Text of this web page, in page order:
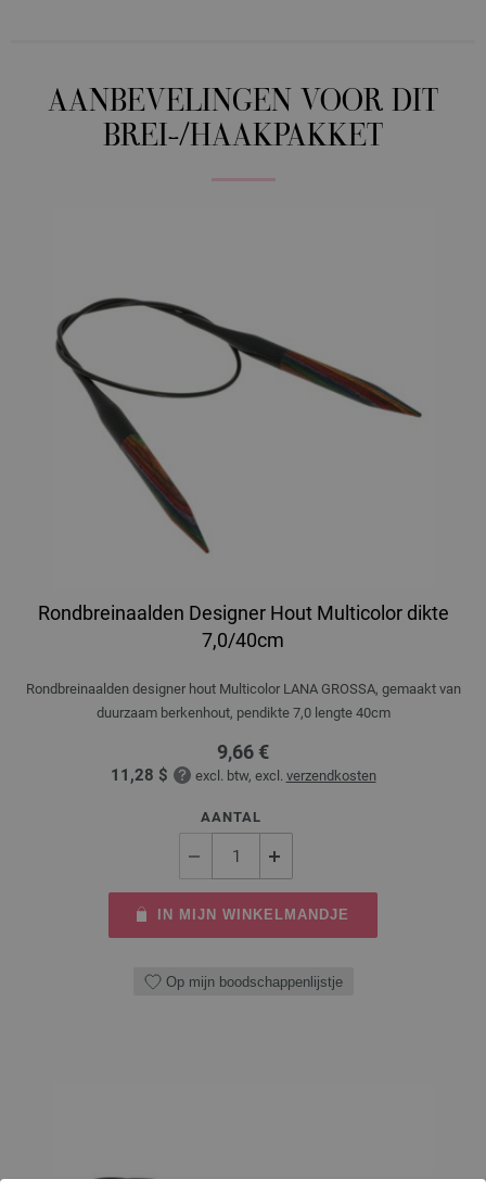
AANBEVELINGEN VOOR DIT
BREI-/HAAKPAKKET
Rondbreinaalden Designer Hout Multicolor dikte
7,0/40cm
Rondbreinaalden designer hout Multicolor LANA GROSSA, gemaakt van
duurzaam berkenhout, pendikte 7,0 lengte 40cm
9,66 €
11,28 $ excl. btw, excl. verzendkosten
AANTAL
IN MIJN WINKELMANDJE
Op mijn boodschappenlijstje